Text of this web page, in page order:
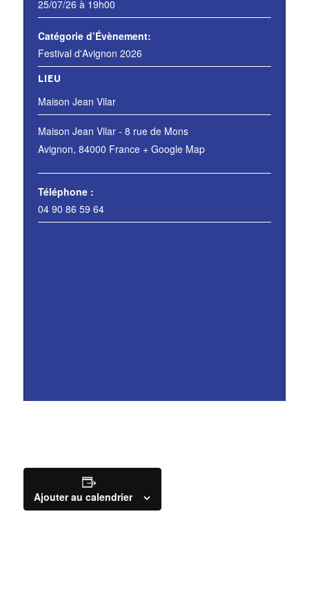
25/07/26 à 19h00
Catégorie d’Évènement:
Festival d'Avignon 2026
LIEU
Maison Jean Vilar
Maison Jean Vilar - 8 rue de Mons
Avignon, 84000 France + Google Map
Téléphone :
04 90 86 59 64
Ajouter au calendrier